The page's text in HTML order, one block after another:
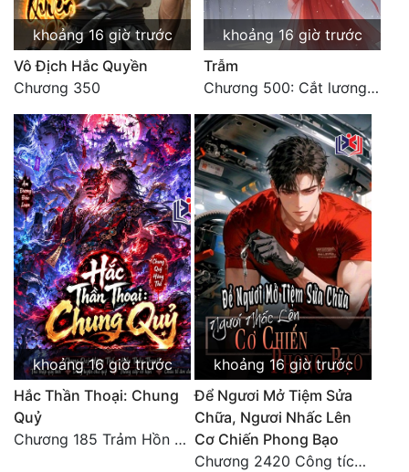
khoảng 16 giờ trước
Vô Địch Hắc Quyền
Chương 350
khoảng 16 giờ trước
Trẫm
Chương 500: Cắt lương thực là có thể thu hồi Macao (1)
khoảng 16 giờ trước
Hắc Thần Thoại: Chung
Quỷ
Chương 185 Trảm Hồn Đao Cơ Trương Ngưng Dao
khoảng 16 giờ trước
Để Ngươi Mở Tiệm Sửa
Chữa, Ngươi Nhấc Lên
Cơ Chiến Phong Bạo
Chương 2420 Công tích vĩ đại!! Cơ Tu Chi Thần?!